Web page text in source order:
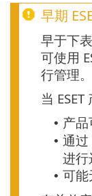
早期
早于下
可使用
行管理。
当
• 产品
• 通过
进行
• 可能